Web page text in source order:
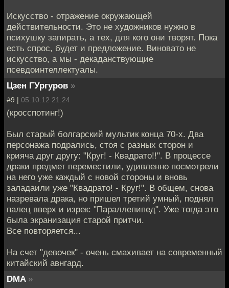
Искусство - отражение окружающей
действительности. Это не художников нужно в
психушку запирать, а тех, для кого они творят. Пока
есть спрос, будет и предложение. Виновато не
искусство, а мы - декаданствующие
псевдоинтеллектуалы.
Цзен ГУргуров »
#9 | 05.10.12 21:24
(кросспотинг!)
Был старый болгарский мультик конца 70-х. Два
персонажа подрались, стоя с разных сторон и
крияча друг другу: "Круг! - Квадрато!!". В процессе
драки предмет переместили, удивленно посмотрели
на него уже каждый с новой стороны и вновь
заладаили уже "Квадрато! - Круг!". В общем, снова
назревала драка, но пришел третий умный, поднял
палец вверх и изрек: "Параллепипед". Уже тогда это
была экранизация старой притчи.
Все повторяется...
На счет "девочек" - очень смахивает на современный
китайский авнгард.
DMA »